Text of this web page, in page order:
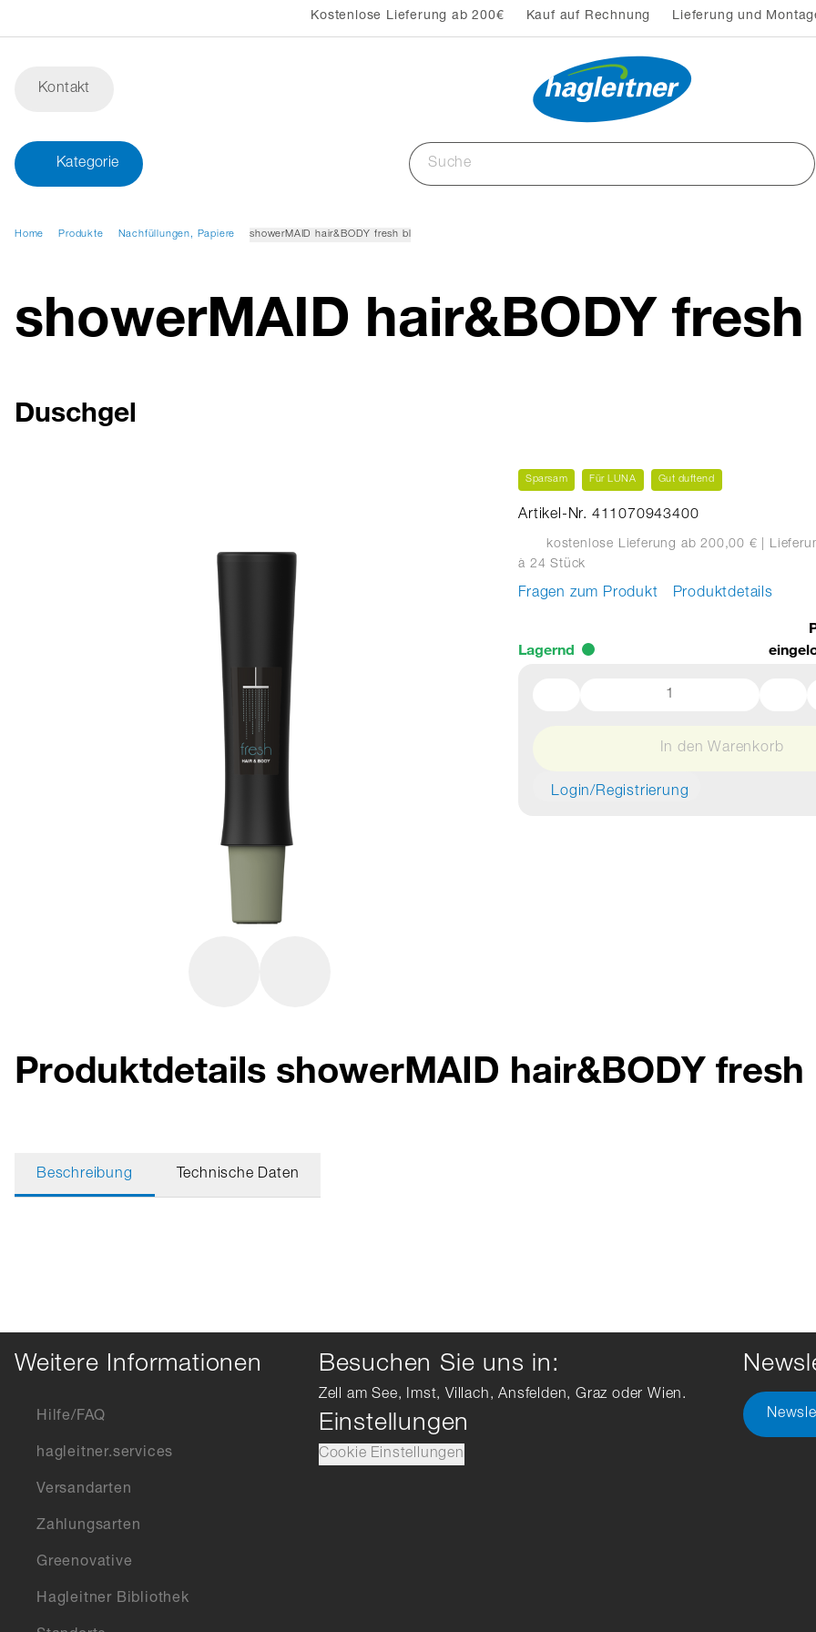
Kostenlose Lieferung ab 200€ Kauf auf Rechnung Lieferung und
Kontakt
Kategorie
Home Produkte Nachfüllungen, Papiere showerMAID hair&BODY fresh bl
showerMAID hair&BODY
Duschgel
Sparsam Für LUNA Gut duftend
Artikel-Nr. 411070943400
kostenlose Lieferung ab 200,00 € |
à 24 Stück
Fragen zum Produkt Produktdetails
Lagernd
In den Warenkorb
Login/Registrierung
Produktdetails showerMAID hair&BODY fresh
Beschreibung Technische Daten
Weitere Informationen
Hilfe/FAQ
hagleitner.services
Versandarten
Zahlungsarten
Greenovative
Hagleitner Bibliothek
Besuchen Sie uns in:
Zell am See, Imst, Villach, Ansfelden, Graz oder Wien.
Einstellungen
Cookie Einstellungen